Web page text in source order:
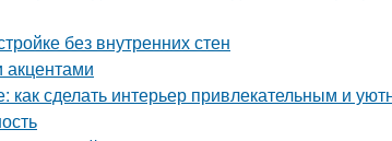
без внутренних стен
акцентами
как сделать интерьер привлекательным и